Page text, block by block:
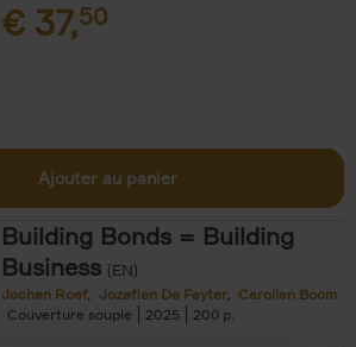
€ 37,50
Ajouter au panier
Building Bonds = Building
Business (EN)
Jochen Roef Jozefien De Feyter
Carolien Boom
Couverture souple
2025 200